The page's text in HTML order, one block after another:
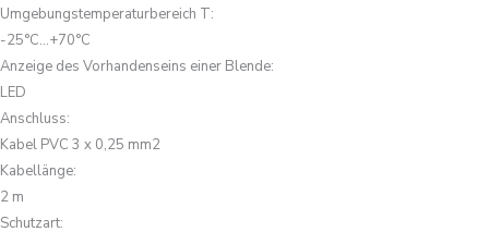
Umgebungstemperaturbereich T:
-25°C...+70°C
Anzeige des Vorhandenseins einer Blende:
LED
Anschluss:
Kabel PVC 3 x 0,25 mm2
Kabellänge:
2 m
Schutzart: